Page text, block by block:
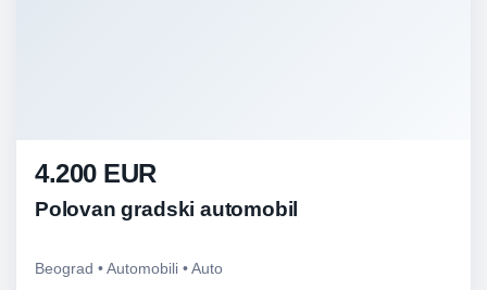
4.200 EUR
Polovan gradski automobil
Beograd • Automobili • Auto